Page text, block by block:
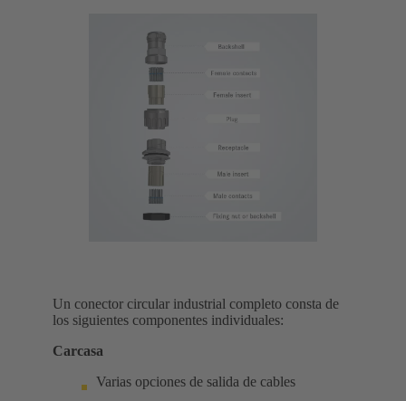
Un conector circular industrial completo consta de
los siguientes componentes individuales:
Carcasa
Varias opciones de salida de cables